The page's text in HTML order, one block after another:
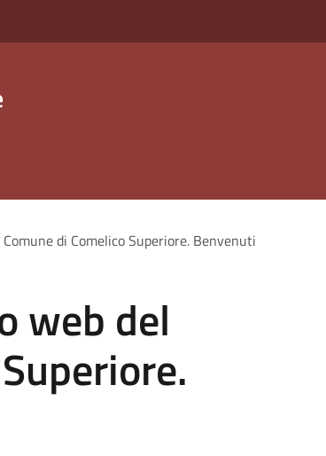
di Comelico Superiore. Benvenuti
web del